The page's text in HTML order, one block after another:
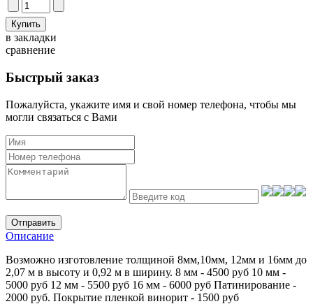
в закладки
сравнение
Быстрый заказ
Пожалуйста, укажите имя и свой номер телефона, чтобы мы
могли связаться с Вами
Отправить
Описание
Возможно изготовление толщиной 8мм,10мм, 12мм и 16мм до
2,07 м в высоту и 0,92 м в ширину. 8 мм - 4500 руб 10 мм -
5000 руб 12 мм - 5500 руб 16 мм - 6000 руб Патинирование -
2000 руб. Покрытие пленкой винорит - 1500 руб